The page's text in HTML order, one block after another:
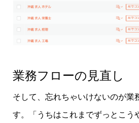
業務フローの見直し
そして、忘れちゃいけないのが業
す。「うちはこれまでずっとこう